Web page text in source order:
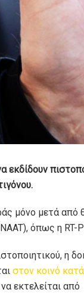
εκδίδουν
μόνο μετά από
όπως η RT-
η
στον κοινό
εκτελείται από